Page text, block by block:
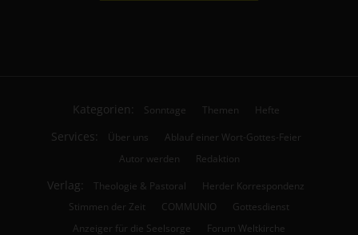
Kategorien: Sonntage Themen Hefte
Services: Über uns
Ablauf einer Wort-Gottes-Feier
Autor werden
Redaktion
Verlag: Theologie & Pastoral
Herder Korrespondenz
Stimmen der Zeit
COMMUNIO
Gottesdienst
Anzeiger für die Seelsorge
Forum Weltkirche